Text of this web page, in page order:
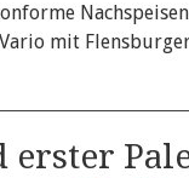
mit
erster